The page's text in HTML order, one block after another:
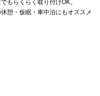
もらくらく取り付けOK。
憩・仮眠・車中泊にもオススメ